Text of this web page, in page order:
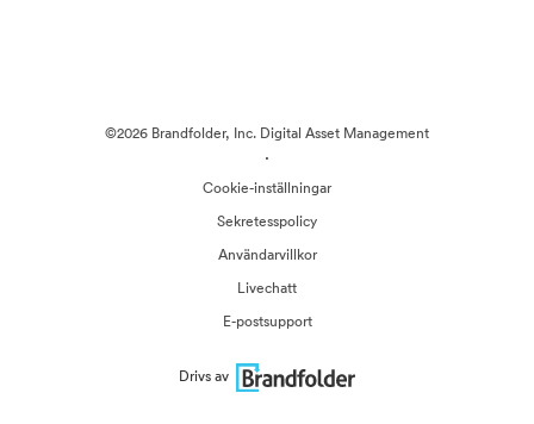
©2026 Brandfolder, Inc. Digital Asset Management
·
Cookie-inställningar
Sekretesspolicy
Användarvillkor
Livechatt
E-postsupport
Drivs av